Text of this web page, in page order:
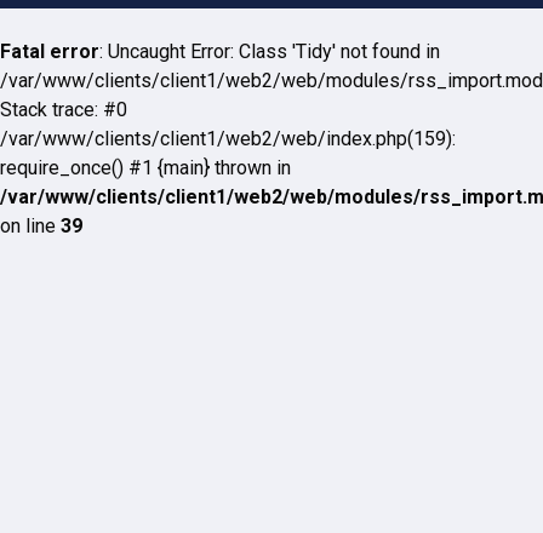
Fatal error: Uncaught Error: Class 'Tidy' not found in
/var/www/clients/client1/web2/web/modules/
Stack trace: #0
/var/www/clients/client1/web2/web/index.php(159):
require_once() #1 {main} thrown in
/var/www/clients/client1/web2/web/modules/
on line 39